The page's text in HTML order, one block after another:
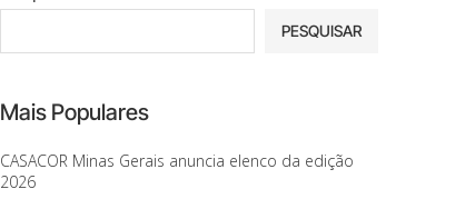
PESQUISAR
Mais Populares
CASACOR Minas Gerais anuncia elenco da edição
2026